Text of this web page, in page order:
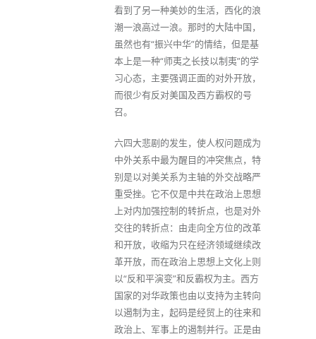
看到了另一种美妙的生活，西化的浪
潮一浪高过一浪。那时的大陆中国，
虽然也有“振兴中华”的情结，但是基
本上是一种“师夷之长技以制夷”的学
习心态，主要强调正面的对外开放，
而很少有反对美国及西方霸权的号
召。
六四大悲剧的发生，使人权问题成为
中外关系中最为醒目的冲突焦点，特
别是以对美关系为主轴的外交战略严
重受挫。它不仅是中共在政治上思想
上对内加强控制的转折点，也是对外
交往的转折点：由走向全方位的改革
和开放，收缩为只在经济领域继续改
革开放，而在政治上思想上文化上则
以“反和平演变”和反霸权为主。西方
国家的对华政策也由以支持为主转向
以遏制为主，起码是经贸上的往来和
政治上、军事上的遏制并行。正是由